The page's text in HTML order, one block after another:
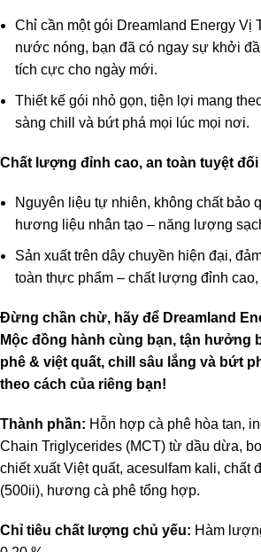
Chỉ cần một gói Dreamland Energy Vị
nước nóng, bạn đã có ngay sự khởi
tích cực cho ngày mới.
Thiết kế gói nhỏ gọn, tiện lợi mang
sàng chill và bứt phá mọi lúc mọi nơi.
Chất lượng đỉnh cao, an toàn tuyệt đối
Nguyên liệu tự nhiên, không chất bảo
hương liệu nhân tạo – năng lượng
Sản xuất trên dây chuyền hiện đại,
toàn thực phẩm – chất lượng đỉnh
Đừng chần chừ, hãy để Dreamland
Mộc đồng hành cùng bạn, tận hưởng
phê & việt quất, chill sâu lắng và bứt
theo cách của riêng bạn!
Thành phần: Hỗn hợp cà phê hòa tan,
Chain Triglycerides (MCT) từ dầu dừa,
chiết xuất Việt quất, acesulfam kali, chất
(500ii), hương cà phê tổng hợp.
Chỉ tiêu chất lượng chủ yếu: Hàm